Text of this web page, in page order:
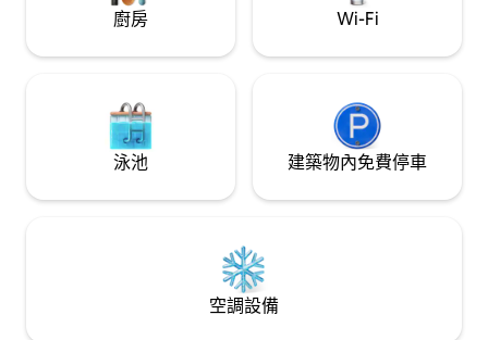
廚房 Wi-Fi
泳池 建築物內免費停車
空調設備